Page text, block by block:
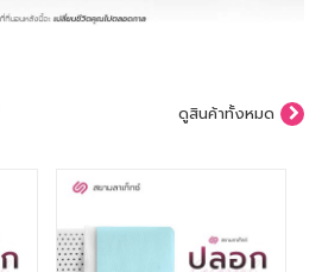
ดูสินค้าทั้งหมด